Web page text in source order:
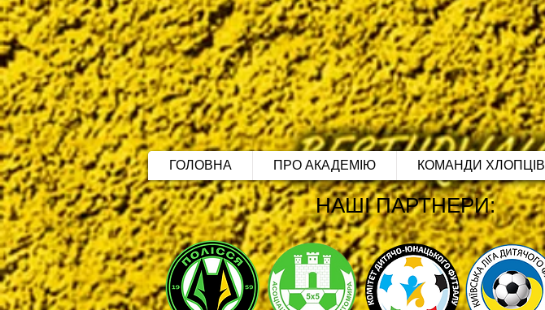
ГОЛОВНА ПРО АКАДЕМІЮ КОМАНДИ ХЛОПЦІВ
НАШІ ПАРТНЕРИ: